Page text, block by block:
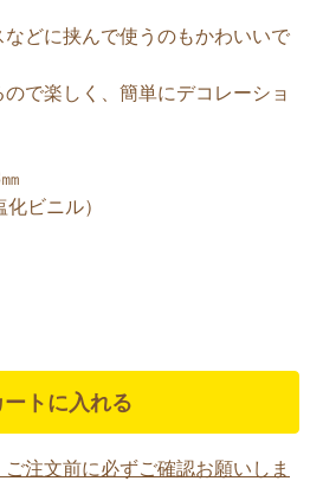
どに挟んで使うのもかわいいで
で楽しく、簡単にデコレーショ
ビニル）
ートに入れる
ご注文前に必ずご確認お願いしま